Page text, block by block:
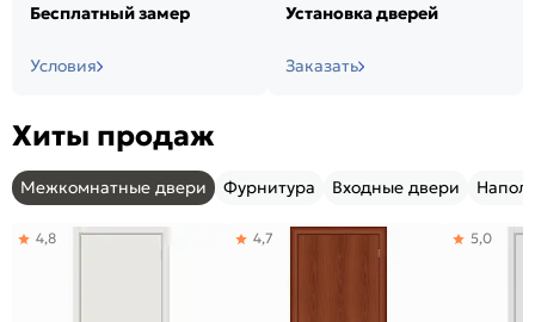
Бесплатный замер
Условия
Установка дверей
Заказать
Хиты продаж
Межкомнатные двери Фурнитура Входные двери
4,8 4,7 5,0